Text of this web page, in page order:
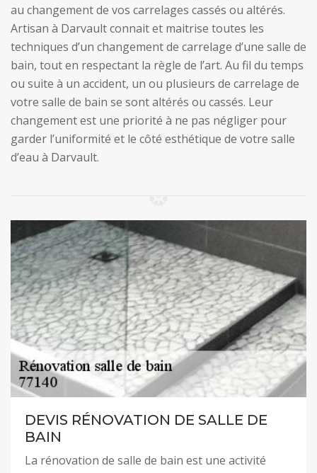
au changement de vos carrelages cassés ou altérés.
Artisan à Darvault connait et maitrise toutes les
techniques d’un changement de carrelage d’une salle de
bain, tout en respectant la règle de l’art. Au fil du temps
ou suite à un accident, un ou plusieurs de carrelage de
votre salle de bain se sont altérés ou cassés. Leur
changement est une priorité à ne pas négliger pour
garder l’uniformité et le côté esthétique de votre salle
d’eau à Darvault.
DEVIS RÉNOVATION DE SALLE DE
BAIN
La rénovation de salle de bain est une activité